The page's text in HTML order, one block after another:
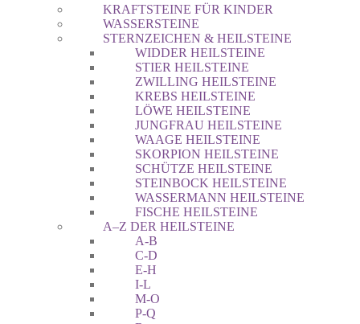
KRAFTSTEINE FÜR KINDER
WASSERSTEINE
STERNZEICHEN & HEILSTEINE
WIDDER HEILSTEINE
STIER HEILSTEINE
ZWILLING HEILSTEINE
KREBS HEILSTEINE
LÖWE HEILSTEINE
JUNGFRAU HEILSTEINE
WAAGE HEILSTEINE
SKORPION HEILSTEINE
SCHÜTZE HEILSTEINE
STEINBOCK HEILSTEINE
WASSERMANN HEILSTEINE
FISCHE HEILSTEINE
A–Z DER HEILSTEINE
A-B
C-D
E-H
I-L
M-O
P-Q